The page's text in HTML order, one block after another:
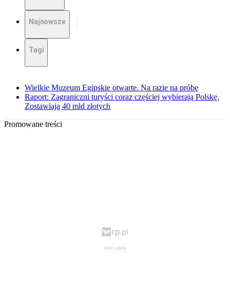
Najnowsze
Tagi
Wielkie Muzeum Egipskie otwarte. Na razie na próbę
Raport: Zagraniczni turyści coraz częściej wybierają Polskę.
Zostawiają 40 mld złotych
Promowane treści